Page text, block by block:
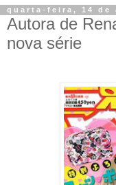
quarta-feira, 14 de
Autora de
nova série